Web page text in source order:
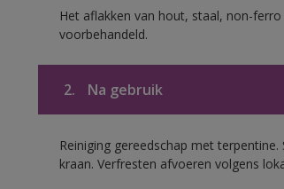
Het aflakken van hout, staal, non-
voorbehandeld.
2. Na gebruik
Reiniging gereedschap met
kraan. Verfresten afvoeren volgens